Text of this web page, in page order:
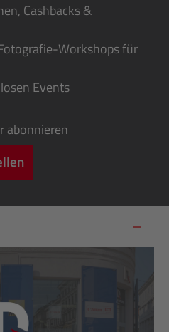
Cashbacks &
Workshops für
Events
abonnieren